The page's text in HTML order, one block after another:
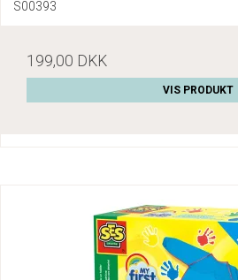
S00393
199,00 DKK
VIS PRODUKT